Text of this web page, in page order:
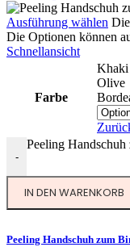
Ausführung wählen
Die Optionen können
Schnellansicht
Farbe
Khaki
Olive
-
Peeling
IN DEN WARENKORB
Peeling Handschuh zum